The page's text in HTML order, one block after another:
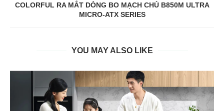
COLORFUL RA MẮT DÒNG BO MẠCH CHỦ B850M ULTRA
MICRO-ATX SERIES
YOU MAY ALSO LIKE